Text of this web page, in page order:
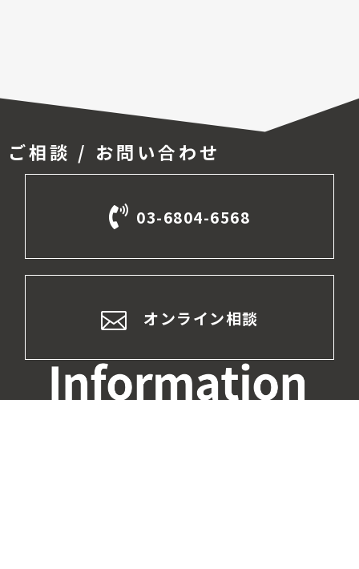
ご相談 / お問い合わせ
03-6804-6568
オンライン相談